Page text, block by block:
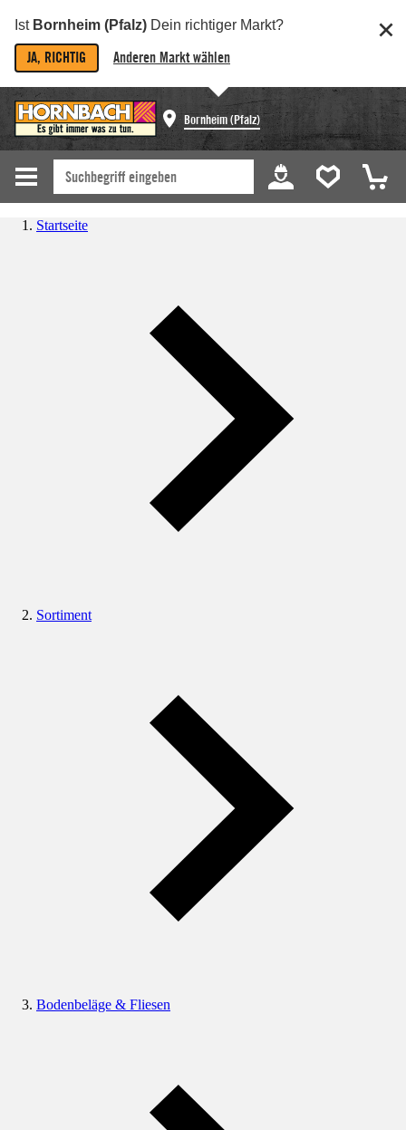
Ist Bornheim (Pfalz) Dein richtiger Markt?
JA, RICHTIG Anderen Markt wählen
Bornheim (Pfalz)
Startseite
Sortiment
Bodenbeläge & Fliesen